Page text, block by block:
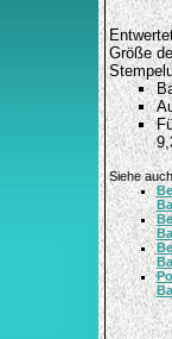
Größe
Siehe auch